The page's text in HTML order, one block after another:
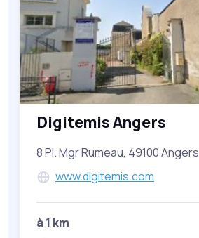
Digitemis Angers
8 Pl. Mgr Rumeau, 49100 Angers
www.digitemis.com
à 1 km